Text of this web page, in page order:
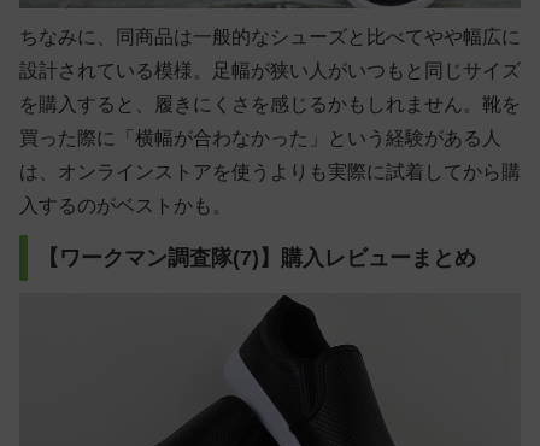
ちなみに、同商品は一般的なシューズと比べてやや幅広に
設計されている模様。足幅が狭い人がいつもと同じサイズ
を購入すると、履きにくさを感じるかもしれません。靴を
買った際に「横幅が合わなかった」という経験がある人
は、オンラインストアを使うよりも実際に試着してから購
入するのがベストかも。
【ワークマン調査隊(7)】購入レビューまとめ